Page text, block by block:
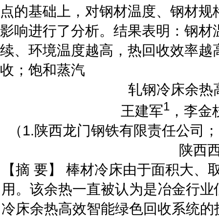
点的基础上，对钢材温度、钢材
影响进行了分析。结果表明：钢
续、环境温度越高，热回收效率
收；饱和蒸汽
轧钢冷床余热
王建军1，李金
（1.陕西龙门钢铁有限责任公司
陕西
【摘 要】 棒材冷床由于面积大
用。该余热一直被认为是冶金行
冷床余热高效智能绿色回收系统